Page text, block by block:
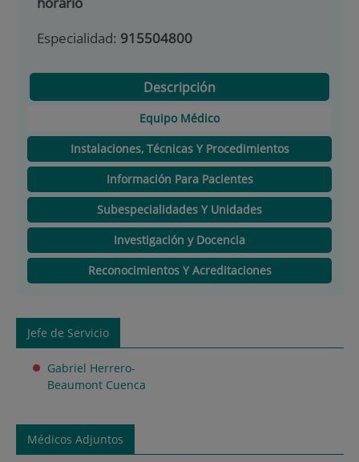
Especialidad: 915504800
Descripción
Equipo Médico
Instalaciones, Técnicas Y Procedimientos
Información Para Pacientes
Subespecialidades Y Unidades
Investigación y Docencia
Reconocimientos Y Acreditaciones
Jefe de Servicio
Gabriel Herrero-
Beaumont Cuenca
Médicos Adjuntos